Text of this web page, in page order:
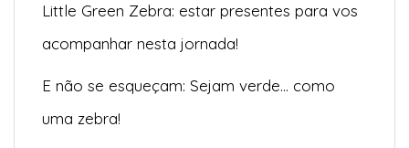
Little Green Zebra: estar presentes para vos
acompanhar nesta jornada!
E não se esqueçam: Sejam verde… como
uma zebra!